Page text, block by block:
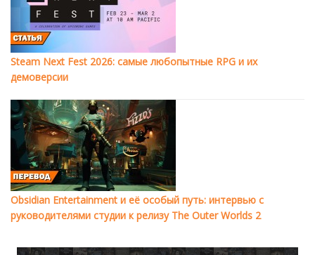
Steam Next Fest 2026: самые любопытные RPG и их
демоверсии
Obsidian Entertainment и её особый путь: интервью с
руководителями студии к релизу The Outer Worlds 2